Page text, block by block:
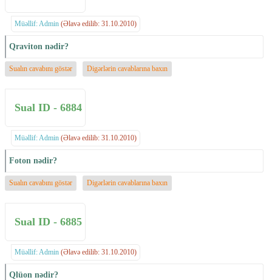
Müəllif: Admin (Əlavə edilib: 31.10.2010)
Qraviton nədir?
Sualın cavabını göstər Digərlərin cavablarına baxın
Sual ID - 6884
Müəllif: Admin (Əlavə edilib: 31.10.2010)
Foton nədir?
Sualın cavabını göstər Digərlərin cavablarına baxın
Sual ID - 6885
Müəllif: Admin (Əlavə edilib: 31.10.2010)
Qlüon nədir?